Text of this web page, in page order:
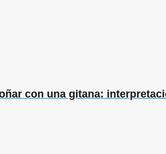
con una gitana: